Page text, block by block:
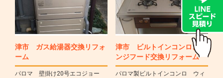
津市 ガス給湯器交換リフォ
ーム
パロマ 壁掛け20号エコジョー
津市 ビルトインコンロ、レ
ンジフード交換リフォーム
パロマ製ビルトインコンロ ウィ